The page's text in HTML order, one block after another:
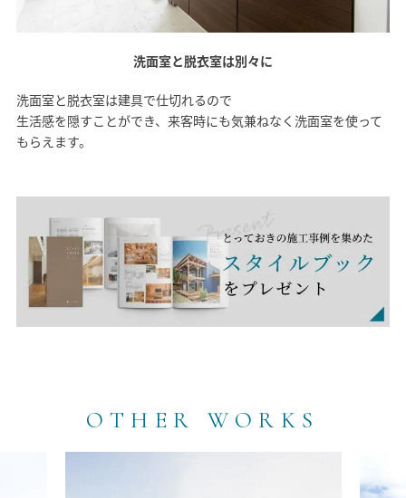
洗面室と脱衣室は別々に
洗面室と脱衣室は建具で仕切れるので
生活感を隠すことができ、来客時にも気兼ねなく洗面室を使って
もらえます。
OTHER WORKS